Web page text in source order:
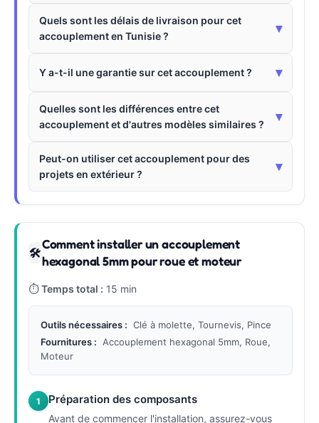
Quels sont les délais de livraison pour cet
accouplement en Tunisie ?
▾
Y a-t-il une garantie sur cet accouplement ? ▾
Quelles sont les différences entre cet
accouplement et d'autres modèles similaires ?
▾
Peut-on utiliser cet accouplement pour des
projets en extérieur ?
▾
🛠
Comment installer un accouplement
hexagonal 5mm pour roue et moteur
⏱Temps total : 15 min
Outils nécessaires : Clé à molette, Tournevis, Pince
Fournitures :
Accouplement hexagonal 5mm, Roue,
Moteur
1 Préparation des composants
Avant de commencer l'installation, assurez-vous